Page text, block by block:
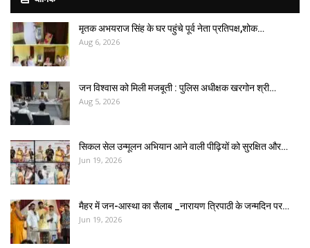
मृतक अभयराज सिंह के घर पहुंचे पूर्व नेता प्रतिपक्ष,शोक…
Aug 6, 2026
जन विश्वास को मिली मजबूती : पुलिस अधीक्षक खरगोन श्री…
Aug 5, 2026
सिकल सेल उन्मूलन अभियान आने वाली पीढ़ियों को सुरक्षित और…
Jun 19, 2026
मैहर में जन-आस्था का सैलाब _नारायण त्रिपाठी के जन्मदिन पर…
Jun 19, 2026